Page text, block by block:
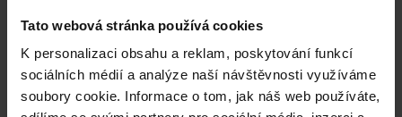
Tato webová stránka používá cookies
K personalizaci obsahu a reklam, poskytování funkcí
sociálních médií a analýze naší návštěvnosti využíváme
soubory cookie. Informace o tom, jak náš web používáte,